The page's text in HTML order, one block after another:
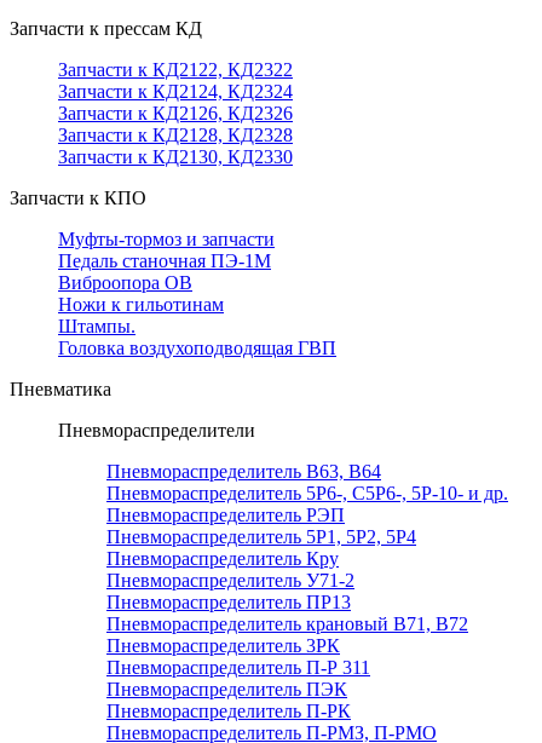
Запчасти к прессам КД
Запчасти к КД2122, КД2322
Запчасти к КД2124, КД2324
Запчасти к КД2126, КД2326
Запчасти к КД2128, КД2328
Запчасти к КД2130, КД2330
Запчасти к КПО
Муфты-тормоз и запчасти
Педаль станочная ПЭ-1М
Виброопора ОВ
Ножи к гильотинам
Штампы.
Головка воздухоподводящая ГВП
Пневматика
Пневмораспределители
Пневмораспределитель В63, В64
Пневмораспределитель 5Р6-, С5Р6-, 5Р-10- и др.
Пневмораспределитель РЭП
Пневмораспределитель 5Р1, 5Р2, 5Р4
Пневмораспределитель Кру
Пневмораспределитель У71-2
Пневмораспределитель ПР13
Пневмораспределитель крановый В71, В72
Пневмораспределитель 3РК
Пневмораспределитель П-Р 311
Пневмораспределитель ПЭК
Пневмораспределитель П-РК
Пневмораспределитель П-РМЗ, П-РМО